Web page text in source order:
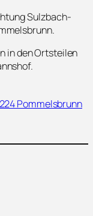
Sulzbach-
in den Ortsteilen
Pommelsbrunn